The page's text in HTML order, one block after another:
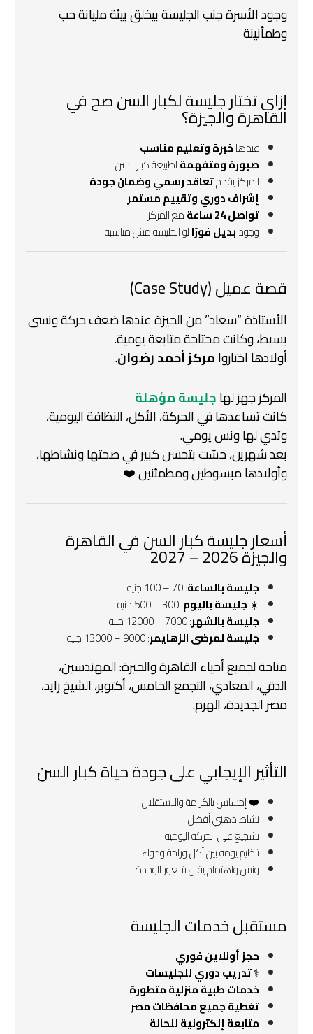
وجود الأسرة جنب الجليسة بيخلق بيئة مليانة حب
وطمأنينة
إزاي تختارجليسة لكبار السنصح في
القاهرة والجيزة؟
عندهاخبرة وتعليم مناسب
صبورة ومتفهمةلطبيعة كبار السن
المركز يقدمتعاقد رسمي وضمان جودة
إشراف دوري وتقييم مستمر
تواصل 24 ساعة
مع المركز
وجودبديل فورًالو الجليسة مش مناسبة
قصة عميل (Case Study)
الأستاذة “سعاد” من الجيزة عندها ضعف حركة ونسى
بسيط، وكانت محتاجة متابعة يومية.
أولادها اختاروامركز أحمد رضوان.
المركز جهز لهاجليسة مؤهلة
كانت تساعدها في الحركة، الأكل، النظافة اليومية،
وتدي لها ونس يومي.
بعد شهرين، حسّت بتحسن كبير في صحتها ونشاطها،
وأولادها مبسوطين ومطمئنين ❤️
أسعار جليسة كبار السن في القاهرة
والجيزة 2026 – 2027
جليسة بالساعة: 70 – 100 جنيه
☀️جليسة باليوم: 300 – 500 جنيه
جليسة بالشهر: 7000 – 12000 جنيه
جليسة لمرضى الزهايمر: 9000 – 13000 جنيه
متاحة لجميع أحياء القاهرة والجيزة: المهندسين،
الدقي، المعادي، التجمع الخامس، أكتوبر، الشيخ زايد،
مصر الجديدة، الهرم.
التأثير الإيجابي على جودة حياة كبار السن
❤️ إحساس بالكرامة والاستقلال
نشاط ذهني أفضل
تشجيع على الحركة اليومية
تنظيم يومه بين أكل وراحة ودواء
ونس واهتمام يقلل شعور الوحدة
مستقبل خدمات الجليسة
حجز أونلاين فوري
‍⚕️تدريب دوري للجليسات
خدمات طبية منزلية متطورة
تغطية جميع محافظات مصر
متابعة إلكترونية للحالة